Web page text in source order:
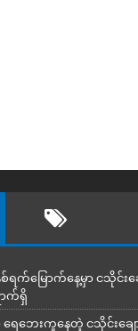
ရက်မြောက်နေ့မှာ ငသိုင်းချ
က်ရှိ
ရေဘေးကူနေတဲ့ ငသိုင်းချေ